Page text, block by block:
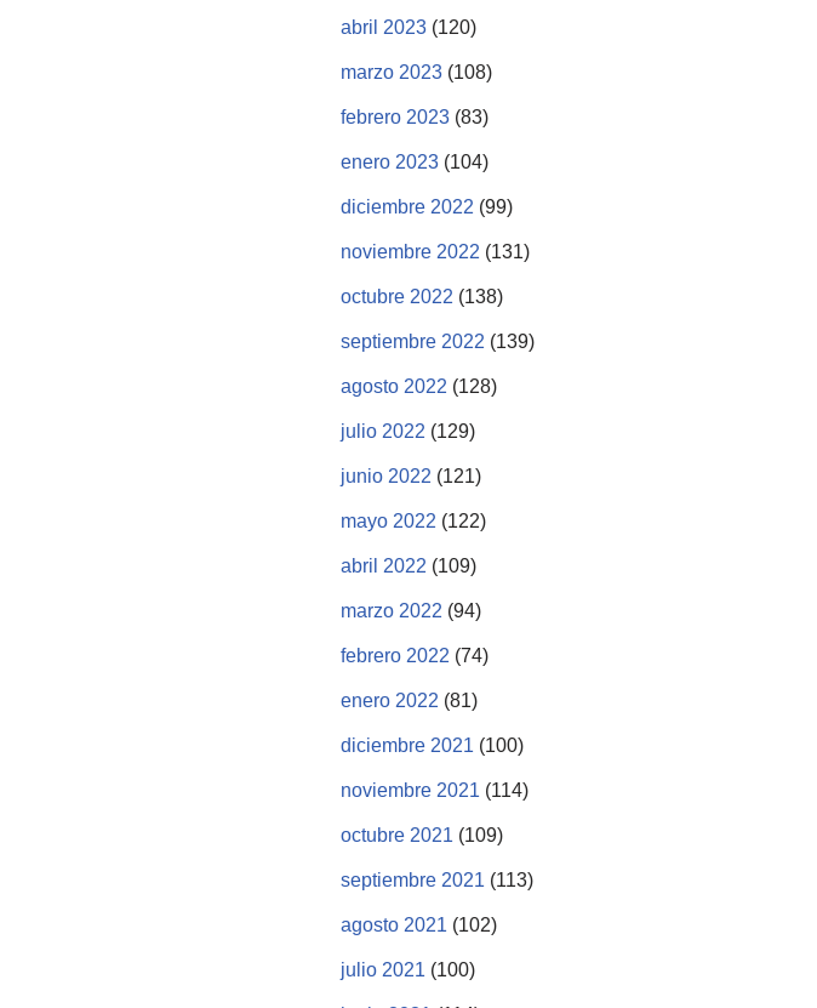
abril 2023 (120)
marzo 2023 (108)
febrero 2023 (83)
enero 2023 (104)
diciembre 2022 (99)
noviembre 2022 (131)
octubre 2022 (138)
septiembre 2022 (139)
agosto 2022 (128)
julio 2022 (129)
junio 2022 (121)
mayo 2022 (122)
abril 2022 (109)
marzo 2022 (94)
febrero 2022 (74)
enero 2022 (81)
diciembre 2021 (100)
noviembre 2021 (114)
octubre 2021 (109)
septiembre 2021 (113)
agosto 2021 (102)
julio 2021 (100)